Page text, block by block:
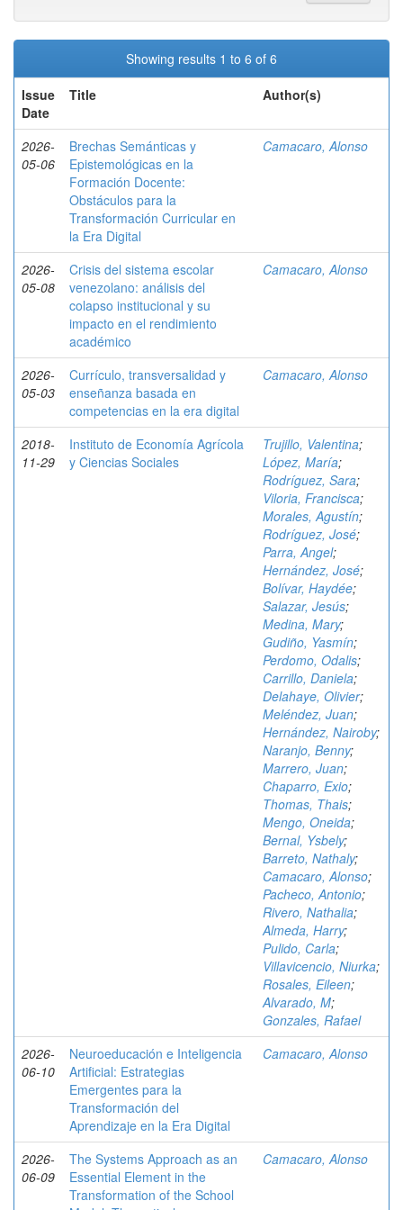
Showing results 1 to 6 of 6
Issue
Date
Title Author(s)
2026-
05-06
Brechas Semánticas y
Epistemológicas en la
Formación Docente:
Obstáculos para la
Transformación Curricular en
la Era Digital
Camacaro, Alonso
2026-
05-08
Crisis del sistema escolar
venezolano: análisis del
colapso institucional y su
impacto en el rendimiento
académico
Camacaro, Alonso
2026-
05-03
Currículo, transversalidad y
enseñanza basada en
competencias en la era digital
Camacaro, Alonso
2018-
11-29
Instituto de Economía Agrícola
y Ciencias Sociales
Trujillo, Valentina;
López, María;
Rodríguez, Sara;
Viloria, Francisca;
Morales, Agustín;
Rodríguez, José;
Parra, Angel;
Hernández, José;
Bolívar, Haydée;
Salazar, Jesús;
Medina, Mary;
Gudiño, Yasmín;
Perdomo, Odalis;
Carrillo, Daniela;
Delahaye, Olivier;
Meléndez, Juan;
Hernández, Nairoby;
Naranjo, Benny;
Marrero, Juan;
Chaparro, Exio;
Thomas, Thais;
Mengo, Oneida;
Bernal, Ysbely;
Barreto, Nathaly;
Camacaro, Alonso;
Pacheco, Antonio;
Rivero, Nathalia;
Almeda, Harry;
Pulido, Carla;
Villavicencio, Niurka;
Rosales, Eileen;
Alvarado, M;
Gonzales, Rafael
2026-
06-10
Neuroeducación e Inteligencia
Artificial: Estrategias
Emergentes para la
Transformación del
Aprendizaje en la Era Digital
Camacaro, Alonso
2026-
06-09
The Systems Approach as an
Essential Element in the
Transformation of the School
Camacaro, Alonso